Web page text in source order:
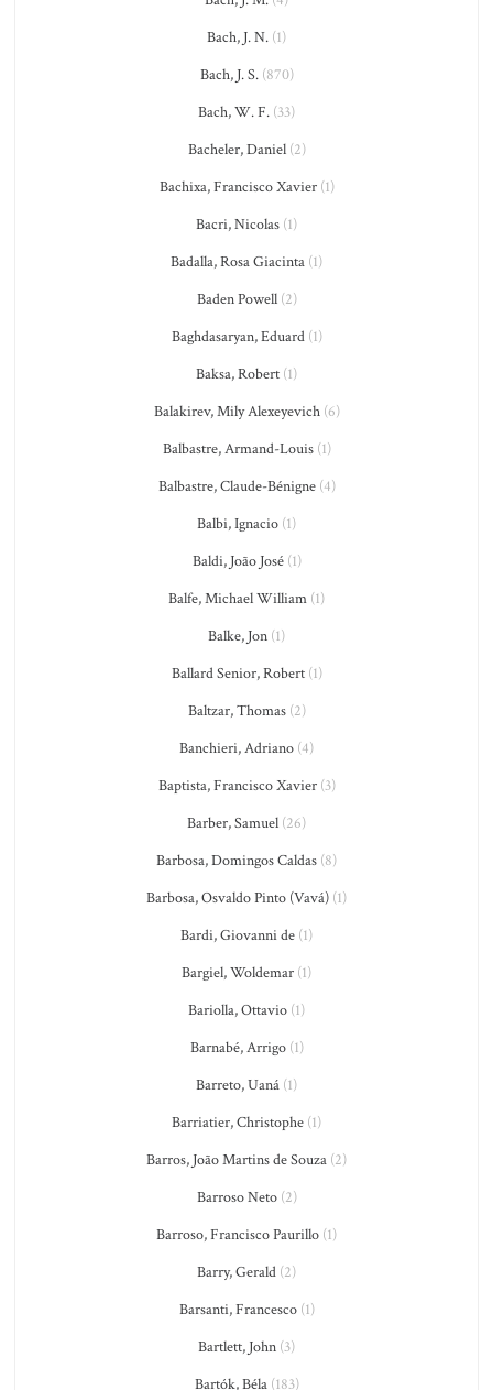
Bach, J. N. (1)
Bach, J. S.(870)
Bach, W. F. (33)
Bacheler, Daniel(2)
Bachixa, Francisco Xavier(1)
Bacri, Nicolas (1)
Badalla, Rosa Giacinta (1)
Baden Powell(2)
Baghdasaryan, Eduard(1)
Baksa, Robert (1)
Balakirev, Mily Alexeyevich(6)
Balbastre, Armand-Louis(1)
Balbastre, Claude-Bénigne(4)
Balbi, Ignacio (1)
Baldi, João José(1)
Balfe, Michael William (1)
Balke, Jon (1)
Ballard Senior, Robert(1)
Baltzar, Thomas(2)
Banchieri, Adriano (4)
Baptista, Francisco Xavier(3)
Barber, Samuel (26)
Barbosa, Domingos Caldas (8)
Barbosa, Osvaldo Pinto (Vavá) (1)
Bardi, Giovanni de (1)
Bargiel, Woldemar (1)
Bariolla, Ottavio (1)
Barnabé, Arrigo(1)
Barreto, Uaná (1)
Barriatier, Christophe (1)
Barros, João Martins de Souza (2)
Barroso Neto(2)
Barroso, Francisco Paurillo (1)
Barry, Gerald (2)
Barsanti, Francesco(1)
Bartlett, John (3)
Bartók, Béla(183)